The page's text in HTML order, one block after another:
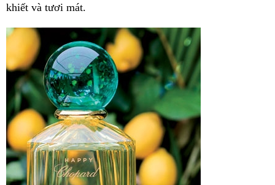
khiết và tươi mát.